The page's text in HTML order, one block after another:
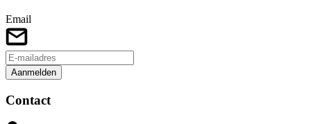
Email
Aanmelden
Contact